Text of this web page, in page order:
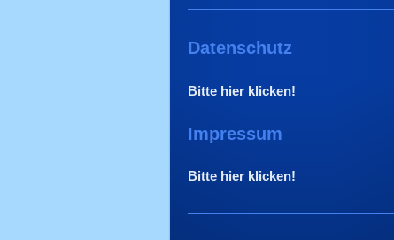
Datenschutz
Bitte hier klicken!
Impressum
Bitte hier klicken!